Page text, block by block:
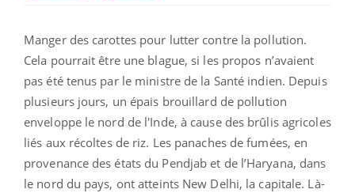
Manger des carottes pour lutter contre la pollution.
Cela pourrait être une blague, si les propos n’avaient
pas été tenus par le ministre de la Santé indien. Depuis
plusieurs jours, un épais brouillard de pollution
enveloppe le nord de l'Inde, à cause des brûlis agricoles
liés aux récoltes de riz. Les panaches de fumées, en
provenance des états du Pendjab et de l’Haryana, dans
le nord du pays, ont atteints New Delhi, la capitale. Là-